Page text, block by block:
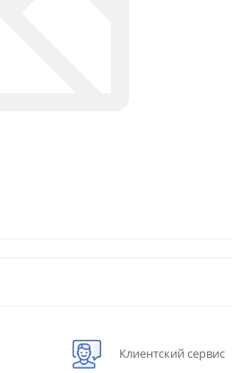
Клиентский сервис